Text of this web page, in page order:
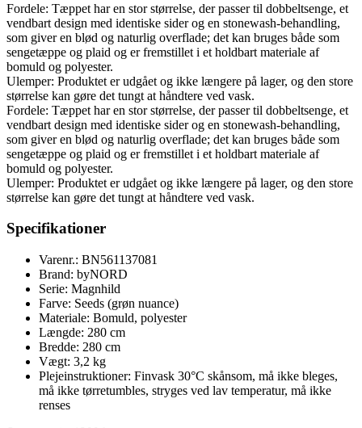
Fordele: Tæppet har en stor størrelse, der passer til dobbeltsenge, et
vendbart design med identiske sider og en stonewash-behandling,
som giver en blød og naturlig overflade; det kan bruges både som
sengetæppe og plaid og er fremstillet i et holdbart materiale af
bomuld og polyester.
Ulemper: Produktet er udgået og ikke længere på lager, og den store
størrelse kan gøre det tungt at håndtere ved vask.
Fordele: Tæppet har en stor størrelse, der passer til dobbeltsenge, et
vendbart design med identiske sider og en stonewash-behandling,
som giver en blød og naturlig overflade; det kan bruges både som
sengetæppe og plaid og er fremstillet i et holdbart materiale af
bomuld og polyester.
Ulemper: Produktet er udgået og ikke længere på lager, og den store
størrelse kan gøre det tungt at håndtere ved vask.
Specifikationer
Varenr.: BN561137081
Brand: byNORD
Serie: Magnhild
Farve: Seeds (grøn nuance)
Materiale: Bomuld, polyester
Længde: 280 cm
Bredde: 280 cm
Vægt: 3,2 kg
Plejeinstruktioner: Finvask 30°C skånsom, må ikke bleges,
må ikke tørretumbles, stryges ved lav temperatur, må ikke
renses